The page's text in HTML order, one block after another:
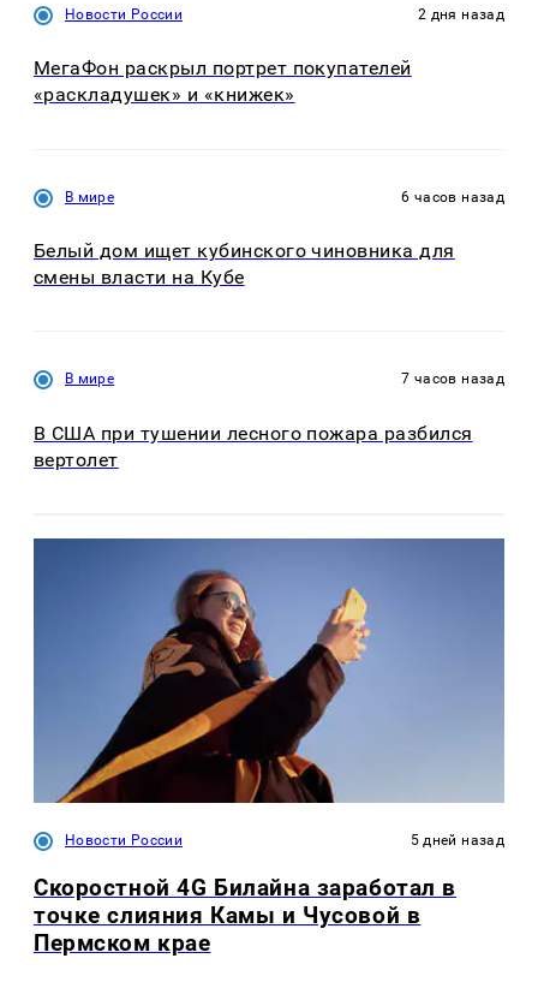
Новости России 2 дня назад
МегаФон раскрыл портрет покупателей
«раскладушек» и «книжек»
В мире 6 часов назад
Белый дом ищет кубинского чиновника для
смены власти на Кубе
В мире 7 часов назад
В США при тушении лесного пожара разбился
вертолет
Новости России 5 дней назад
Скоростной 4G Билайна заработал в
точке слияния Камы и Чусовой в
Пермском крае